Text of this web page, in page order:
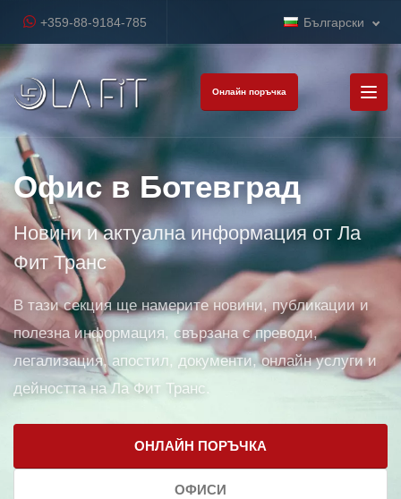
+359-88-9184-785 Български
Онлайн поръчка
Офис в Ботевград
Новини и актуална информация от Ла
Фит Транс
В тази секция ще намерите новини, публикации и
полезна информация, свързана с преводи,
легализация, апостил, документи, онлайн услуги и
дейността на Ла Фит Транс.
ОНЛАЙН ПОРЪЧКА
ОФИСИ